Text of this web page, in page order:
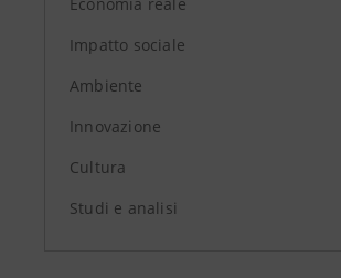
Impatto sociale
Ambiente
Innovazione
Cultura
Studi e analisi